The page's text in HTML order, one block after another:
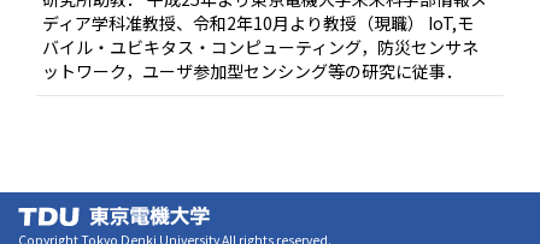
ディア学科准教授、令和2年10月より教授（現職） IoT,モ
バイル・ユビキタス・コンピューティング，防災センサネ
ットワーク，ユーザ参加型センシング等の研究に従事．
Copyright Tokyo Denki University All rights reserved.